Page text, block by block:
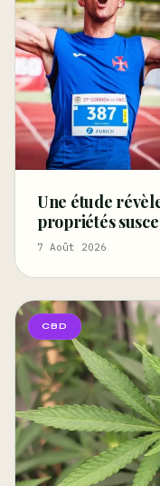
Une étude
propriétés
performances »
7 Août 2026
CBD